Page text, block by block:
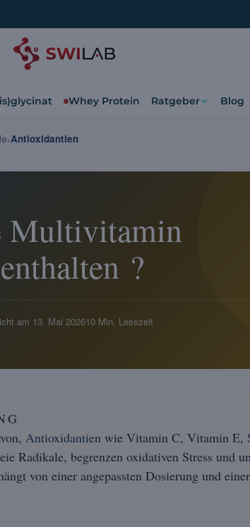
Whey Protein Ratgeber Blog
Multivitamin
?
am 13. Mai 202610 Min. Lesezeit
Antioxidantien wie Vitamin C, Vitamin E,
Radikale, begrenzen oxidativen Stress und
von einer angepassten Dosierung und
Antioxidantien